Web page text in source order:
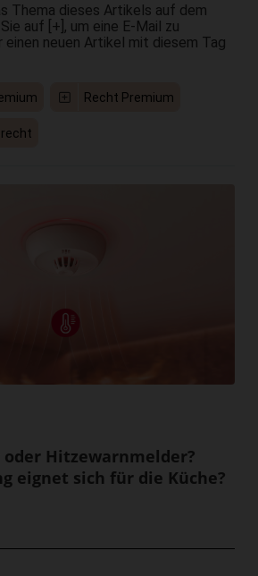
Thema dieses Artikels auf dem
auf [+], um eine E-Mail zu
einen neuen Artikel mit diesem Tag
Recht Premium
oder Hitzewarnmelder?
eignet sich für die Küche?